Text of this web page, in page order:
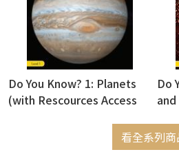
Do You Know? 1: Planets
(with Rescources Access
Do
看全系列商